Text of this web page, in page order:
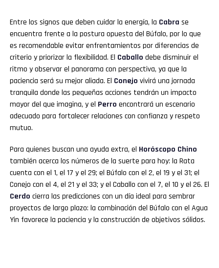
Entre los signos que deben cuidar la energía, la Cabra se
encuentra frente a la postura opuesta del Búfalo, por lo que
es recomendable evitar enfrentamientos por diferencias de
criterio y priorizar la flexibilidad. El Caballo debe disminuir el
ritmo y observar el panorama con perspectiva, ya que la
paciencia será su mejor aliada. El Conejo vivirá una jornada
tranquila donde las pequeñas acciones tendrán un impacto
mayor del que imagina, y el Perro encontrará un escenario
adecuado para fortalecer relaciones con confianza y respeto
mutuo.
Para quienes buscan una ayuda extra, el Horóscopo Chino
también acerca los números de la suerte para hoy: la Rata
cuenta con el 1, el 17 y el 29; el Búfalo con el 2, el 19 y el 31; el
Conejo con el 4, el 21 y el 33; y el Caballo con el 7, el 10 y el 26. El
Cerdo cierra las predicciones con un día ideal para sembrar
proyectos de largo plazo: la combinación del Búfalo con el Agua
Yin favorece la paciencia y la construcción de objetivos sólidos.